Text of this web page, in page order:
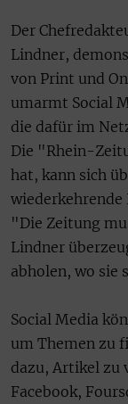
Der
Lindner,
von Print und
umarmt Social
die dafür im
Die "Rhein-
hat, kann sich
wiederkehrende
"Die Zeitung
Lindner
abholen, wo sie
Social Media
um Themen zu
dazu, Artikel
Facebook,